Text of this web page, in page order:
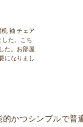
袖 チェア
した。こち
た。お部屋
になりまし
的かつシンプルで